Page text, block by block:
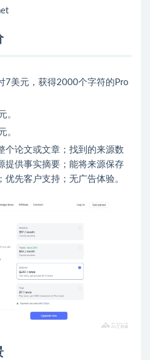
7美元，获得2000个字符的Pro
。
。
个论文或文章；找到的来源数
提供事实摘要；能将来源保存
优先客户支持；无广告体验。